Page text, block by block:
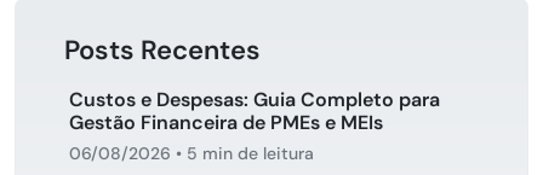
Posts Recentes
Custos e Despesas: Guia Completo para
Gestão Financeira de PMEs e MEIs
06/08/2026 • 5 min de leitura